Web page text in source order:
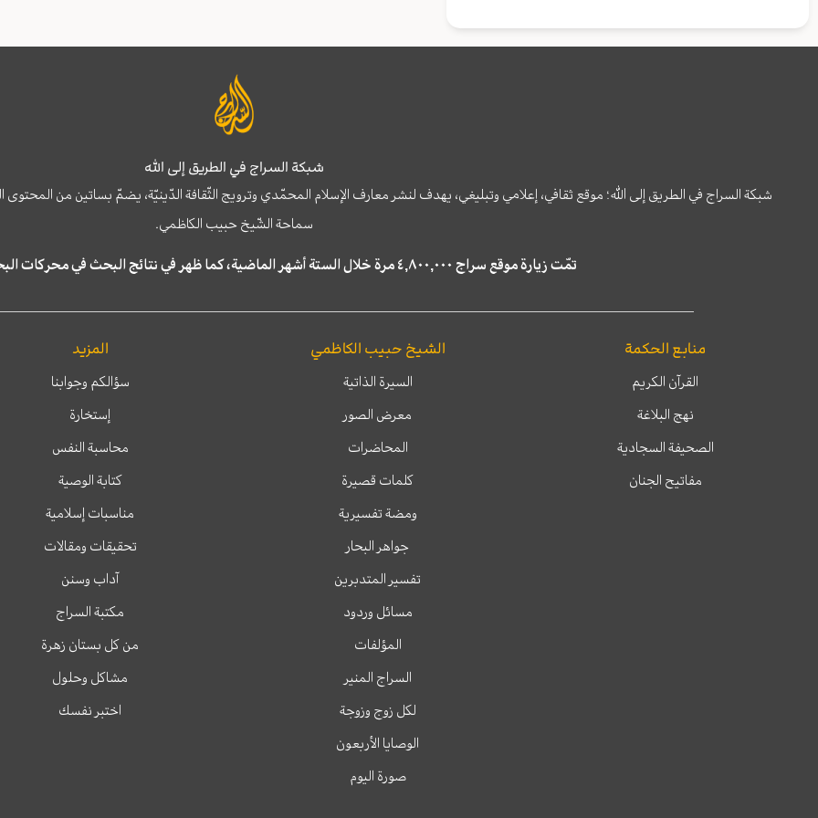
شبكة السراج في الطريق إلى الله
شبكة السراج في الطريق إلى الله؛ موقع ثقافي، إعلامي وتبليغي، يهدف لنشر معارف الإسلام المحمّدي وترويج الثّقافة الدّينيّة، يضمّ بساتين من
سماحة الشّيخ حبيب الكاظمي.
تمّت زيارة موقع سراج ٤,٨٠٠,٠٠٠ مرة خلال الستة أشهر الماضية، كما ظهر في نتائج البحث في محركات البحث٢٢,٢٩٠,٠٠٠ مرّة.
منابع الحكمة
القرآن الكريم
نهج البلاغة
الصحيفة السجادية
مفاتيح الجنان
الشيخ حبيب الكاظمي
السيرة الذاتية
معرض الصور
المحاضرات
كلمات قصيرة
ومضة تفسيرية
جواهر البحار
تفسير المتدبرين
مسائل وردود
المؤلفات
السراج المنير
لكل زوج وزوجة
الوصايا الأربعون
صورة اليوم
المزيد
سؤالكم وجوابنا
إستخارة
محاسبة النفس
كتابة الوصية
مناسبات إسلامية
تحقيقات ومقالات
آداب وسنن
مكتبة السراج
من كل بستان زهرة
مشاكل وحلول
اختبر نفسك